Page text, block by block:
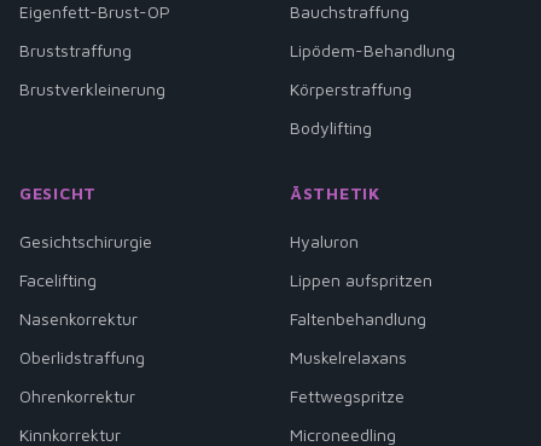
Eigenfett-Brust-OP
Bruststraffung
Brustverkleinerung
Bauchstraffung
Lipödem-Behandlung
Körperstraffung
Bodylifting
GESICHT
Gesichtschirurgie
Facelifting
Nasenkorrektur
Oberlidstraffung
Ohrenkorrektur
Kinnkorrektur
ÄSTHETIK
Hyaluron
Lippen aufspritzen
Faltenbehandlung
Muskelrelaxans
Fettwegspritze
Microneedling